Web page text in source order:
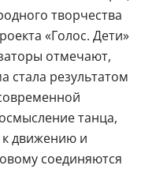
творчества
«Голос. Дети»
отмечают,
стала результатом
танца,
к движению и
соединяются